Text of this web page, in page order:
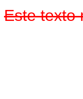
Este texto